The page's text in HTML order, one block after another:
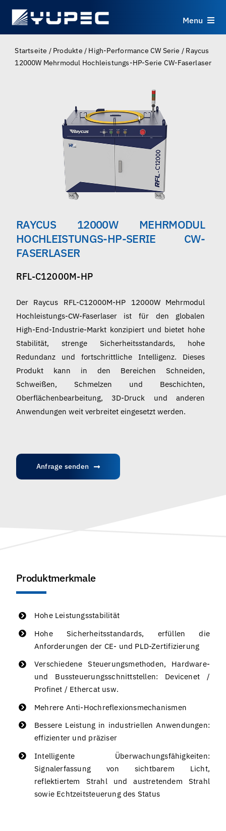
Menu
Produkte
Anwendungen
Ressourcen
Über uns
Deutsch
Startseite / Produkte / High-Performance CW Serie / Raycus
12000W Mehrmodul Hochleistungs-HP-Serie CW-Faserlaser
RAYCUS 12000W MEHRMODUL
HOCHLEISTUNGS-HP-SERIE CW-
FASERLASER
RFL-C12000M-HP
Der Raycus RFL-C12000M-HP 12000W Mehrmodul
Hochleistungs-CW-Faserlaser ist für den globalen
High-End-Industrie-Markt konzipiert und bietet hohe
Stabilität, strenge Sicherheitsstandards, hohe
Redundanz und fortschrittliche Intelligenz. Dieses
Produkt kann in den Bereichen Schneiden,
Schweißen, Schmelzen und Beschichten,
Oberflächenbearbeitung, 3D-Druck und anderen
Anwendungen weit verbreitet eingesetzt werden.
Anfrage senden
Produktmerkmale
Hohe Leistungsstabilität
Hohe Sicherheitsstandards, erfüllen die
Anforderungen der CE- und PLD-Zertifizierung
Verschiedene Steuerungsmethoden, Hardware-
und Bussteuerungsschnittstellen: Devicenet /
Profinet / Ethercat usw.
Mehrere Anti-Hochreflexionsmechanismen
Bessere Leistung in industriellen Anwendungen:
effizienter und präziser
Intelligente Überwachungsfähigkeiten:
Signalerfassung von sichtbarem Licht,
reflektiertem Strahl und austretendem Strahl
sowie Echtzeitsteuerung des Status